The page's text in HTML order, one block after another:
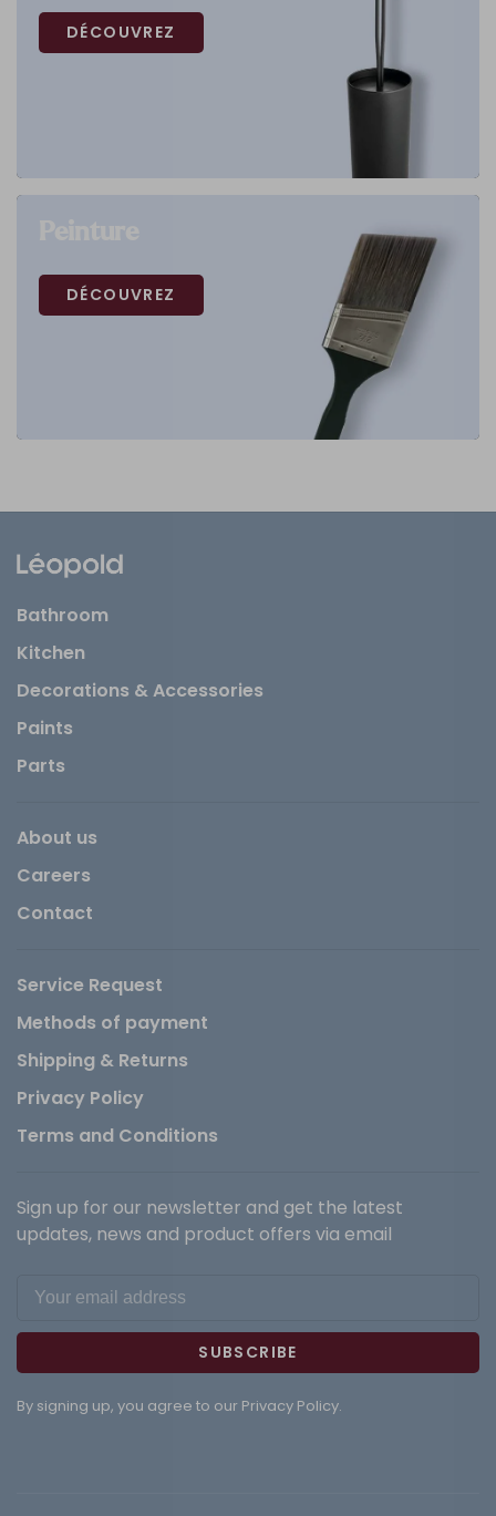
DÉCOUVREZ
DÉCOUVREZ
Bathroom
Kitchen
Decorations & Accessories
Paints
Parts
About us
Careers
Contact
Service Request
Methods of payment
Shipping & Returns
Privacy Policy
Terms and Conditions
Sign up for our newsletter and get the latest
updates, news and product offers via email
SUBSCRIBE
By signing up, you agree to our Privacy Policy.